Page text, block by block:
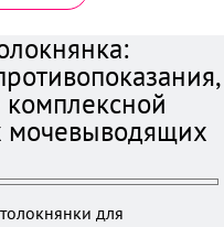
мочевыводящих